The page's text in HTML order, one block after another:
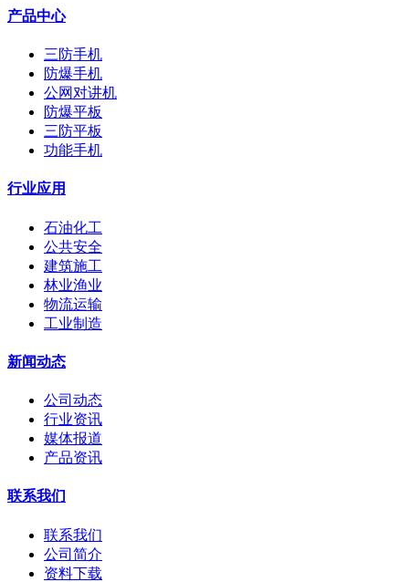
产品中心
三防手机
防爆手机
公网对讲机
防爆平板
三防平板
功能手机
行业应用
石油化工
公共安全
建筑施工
林业渔业
物流运输
工业制造
新闻动态
公司动态
行业资讯
媒体报道
产品资讯
联系我们
联系我们
公司简介
资料下载